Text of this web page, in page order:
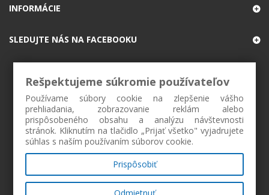
INFORMÁCIE
SLEDUJTE NÁS NA FACEBOOKU
Rešpektujeme súkromie používateľov
Používame súbory cookie na zlepšenie vášho
prehliadania, zobrazovanie reklám alebo
prispôsobeného obsahu a analýzu návštevnosti
stránok. Kliknutím na tlačidlo „Prijať všetko" vyjadrujete
súhlas s naším používaním súborov cookie.
Prispôsobiť